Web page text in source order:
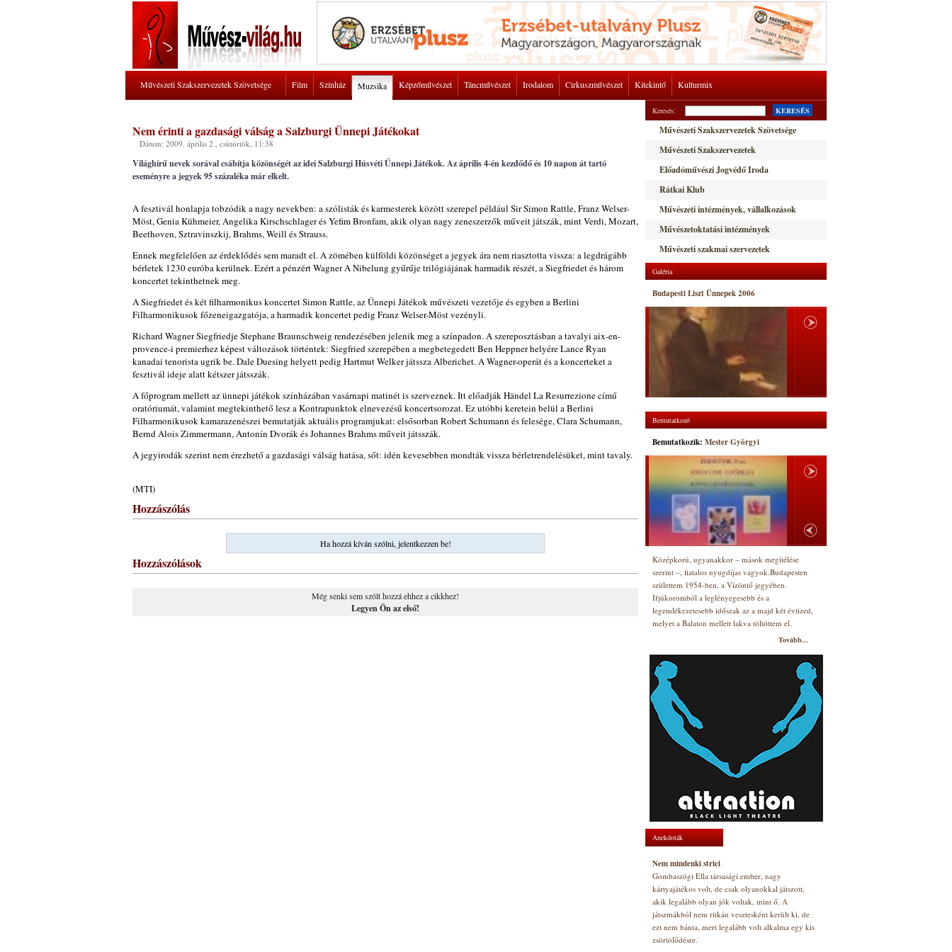
Művészeti Szakszervezetek Szövetsége Film Színház Muzsika Képzőművészet Táncművészet Irodalom Cirkuszművészet Kitekintő Kulturmix
Nem érinti a gazdasági válság a Salzburgi Ünnepi Játékokat
Dátum: 2009. április 2., csütörtök, 11:38
Világhírű nevek sorával csábítja közönségét az idei Salzburgi Húsvéti Ünnepi Játékok. Az április 4-én kezdődő és 10 napon át tartó
eseményre a jegyek 95 százaléka már elkelt.
A fesztivál honlapja tobzódik a nagy nevekben: a szólisták és karmesterek között szerepel például Sir Simon Rattle, Franz Welser-
Möst, Genia Kühmeier, Angelika Kirschschlager és Yefim Bronfam, akik olyan nagy zeneszerzők műveit játszák, mint Verdi, Mozart,
Beethoven, Sztravinszkij, Brahms, Weill és Strauss.
Ennek megfelelően az érdeklődés sem maradt el. A zömében külföldi közönséget a jegyek ára nem riasztotta vissza: a legdrágább
bérletek 1230 euróba kerülnek. Ezért a pénzért Wagner A Nibelung gyűrűje trilógiájának harmadik részét, a Siegfriedet és három
koncertet tekinthetnek meg.
A Siegfriedet és két filharmonikus koncertet Simon Rattle, az Ünnepi Játékok művészeti vezetője és egyben a Berlini
Filharmonikusok főzeneigazgatója, a harmadik koncertet pedig Franz Welser-Möst vezényli.
Richard Wagner Siegfriedje Stephane Braunschweig rendezésében jelenik meg a színpadon. A szereposztásban a tavalyi aix-en-
provence-i premierhez képest változások történtek: Siegfried szerepében a megbetegedett Ben Heppner helyére Lance Ryan
kanadai tenorista ugrik be. Dale Duesing helyett pedig Hartmut Welker játssza Alberichet. A Wagner-operát és a koncerteket a
fesztivál ideje alatt kétszer játsszák.
A főprogram mellett az ünnepi játékok színházában vasárnapi matinét is szerveznek. Itt előadják Händel La Resurrezione című
oratóriumát, valamint megtekinthető lesz a Kontrapunktok elnevezésű koncertsorozat. Ez utóbbi keretein belül a Berlini
Filharmonikusok kamarazenészei bemutatják aktuális programjukat: elsősorban Robert Schumann és felesége, Clara Schumann,
Bernd Alois Zimmermann, Antonín Dvorák és Johannes Brahms műveit játsszák.
A jegyirodák szerint nem érezhető a gazdasági válság hatása, sőt: idén kevesebben mondták vissza bérletrendelésüket, mint tavaly.
(MTI)
Hozzászólás
Ha hozzá kíván szólni, jelentkezzen be!
Hozzászólások
Még senki sem szólt hozzá ehhez a cikkhez!
Legyen Ön az első!
Keresés: KERESÉS
Művészeti Szakszervezetek Szövetsége
Művészeti Szakszervezetek
Előadóművészi Jogvédő Iroda
Rátkai Klub
Művészeti intézmények, vállalkozások
Művészetoktatási intézmények
Művészeti szakmai szervezetek
Galéria
Budapesti Liszt Ünnepek 2006
Bemutatkozó
Bemutatkozik: Mester Györgyi
Középkorú, ugyanakkor – mások megítélése
szerint –, fiatalos nyugdíjas vagyok.Budapesten
születtem 1954-ben, a Vízöntő jegyében.
Ifjúkoromból a leglényegesebb és a
legemlékezetesebb időszak az a majd két évtized,
melyet a Balaton mellett lakva töltöttem el.
Tovább...
Anekdoták
Nem mindenki strici
Gombaszögi Ella társasági ember, nagy
kártyajátékos volt, de csak olyanokkal játszott,
akik legalább olyan jók voltak, mint ő. A
játszmákból nem ritkán vesztesként került ki, de
ezt nem bánta, mert legalább volt alkalma egy kis
zsörtölődésre.